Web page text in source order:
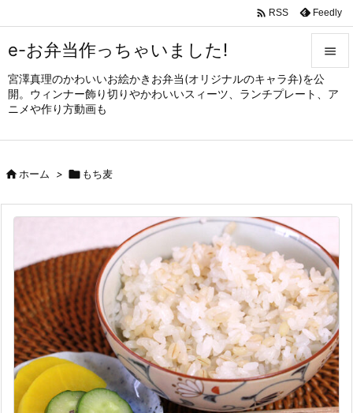
e-お弁当作っちゃいました!
宮澤真理のかわいいお絵かきお弁当(オリジナルのキャラ弁)を公
開。ウィンナー飾り切りやかわいいスィーツ、ランチプレート、ア
ニメや作り方動画も


メニュ
サイド

次へ

検索
 RSS Feedly
ホーム >  もち麦